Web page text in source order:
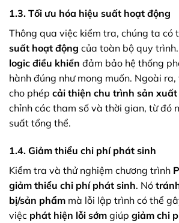
1.3. Tối ưu hóa hiệu suất hoạt động
Thông qua việc kiểm tra, chúng ta có
suất hoạt động của toàn bộ quy
logic điều khiển đảm bảo hệ thống
hành đúng như mong muốn. Ngoài
cho phép cải thiện chu trình sản xuất
chỉnh các tham số và thời gian, từ đó
suất tổng thể.
1.4. Giảm thiểu chi phí phát sinh
Kiểm tra và thử nghiệm chương trình
giảm thiểu chi phí phát sinh. Nó
bị/sản phẩm mà lỗi lập trình có thể
việc phát hiện lỗi sớm giúp giảm chi